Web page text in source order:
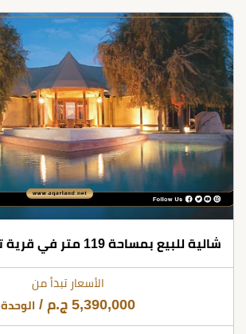
الأسعار تبدأ من
5,390,000 ج.م / الوحدة